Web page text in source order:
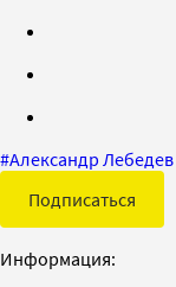
#Александр Лебедев
Подписаться
Информация: